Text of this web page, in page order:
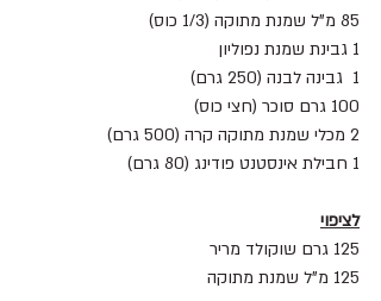
85 מ"ל שמנת מתוקה (1/3 כוס)
1 גבינת שמנת נפוליון
1  גבינה לבנה (250 גרם)
100 גרם סוכר (חצי כוס)
2 מכלי שמנת מתוקה קרה (500 גרם)
1 חבילת אינסטנט פודינג (80 גרם)
לציפוי
125 גרם שוקולד מריר
125 מ"ל שמנת מתוקה